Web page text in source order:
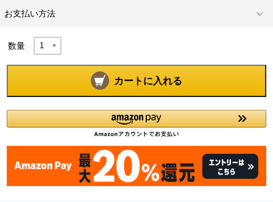
お支払い方法
数量
カートに入れる